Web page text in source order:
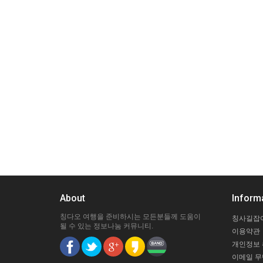
About
칭다오 여행을 준비하시는 모든분들께 도움이
될 수 있는 정보나눔 커뮤니티.
칭사길잡
이용약관
개인정보
이메일